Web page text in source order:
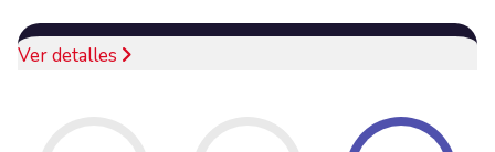
Ver detalles